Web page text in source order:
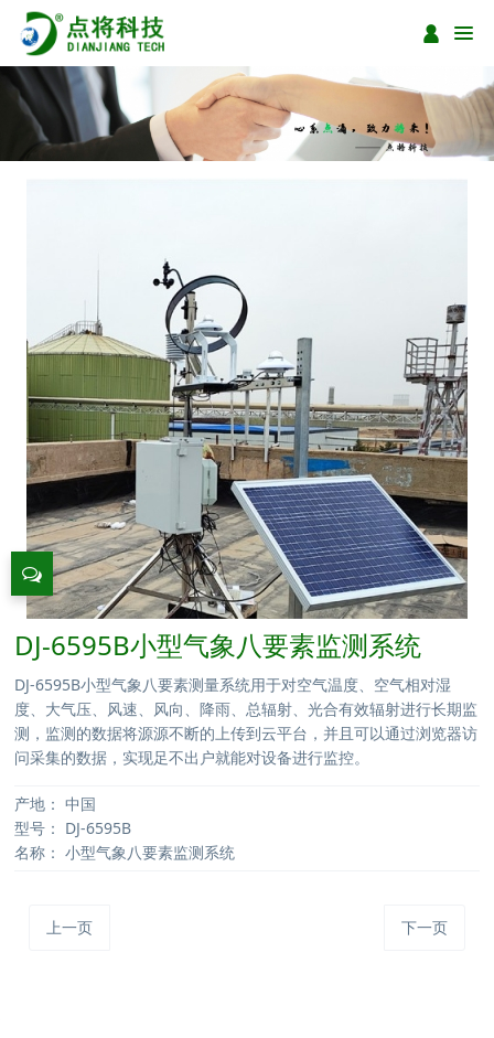
DJ-6595B小型气象八要素监测系统
DJ-6595B小型气象八要素测量系统用于对空气温度、空气相对湿
度、大气压、风速、风向、降雨、总辐射、光合有效辐射进行长期监
测，监测的数据将源源不断的上传到云平台，并且可以通过浏览器访
问采集的数据，实现足不出户就能对设备进行监控。
产地： 中国
型号： DJ-6595B
名称： 小型气象八要素监测系统
上一页 下一页